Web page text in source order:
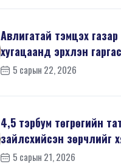
Авлигатай тэмцэх
хугацаанд эрхлэн
ёсн...5 сарын 22, 2026
4,5 тэрбум төгрөгийн
зайлсхийсэн зөрчлийг
шалгалтаар ...
5 сарын 21, 2026